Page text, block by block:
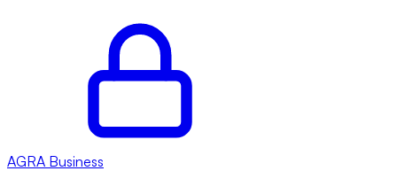
AGRA Business